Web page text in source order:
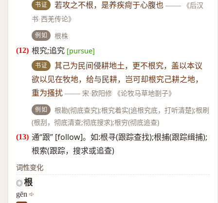
书证 若攻之不根，是养疾疴于心腹也 ——
《后汉
书·西羌传论》
例如 根株
根究;追究 [pursue]
书证
其己为民间侵耕地土，更不根究，盖以本议
欲以见在牧地，给与民耕，岂可却根究己耕之地，
重为搔扰 —— 宋·欧阳修 《论牧马草地剳子》
例如
根勘(彻底查究);根究着实(追根究底，打听清楚);根刷
(根刮，彻底清查;彻底搜求);根穷(彻底追查)
通“跟” [follow]。如:根寻(跟踪查找);根捕(跟踪缉捕);
根索(跟踪，搜求或追查)
词性变化
◎ 根
gēn